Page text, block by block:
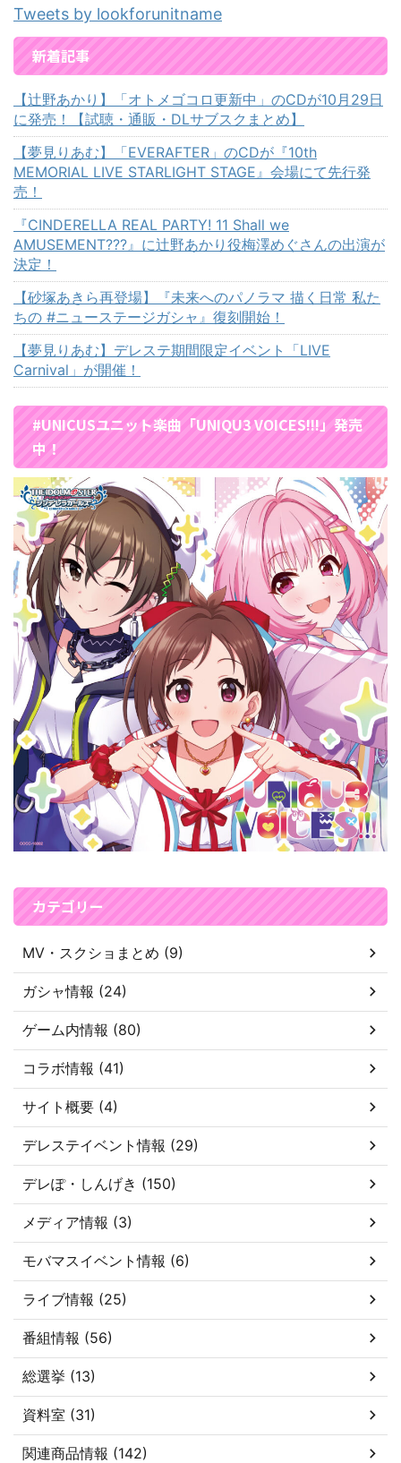
Tweets by lookforunitname
新着記事
【辻野あかり】「オトメゴコロ更新中」のCDが10月29日
に発売！【試聴・通販・DLサブスクまとめ】
【夢見りあむ】「EVERAFTER」のCDが『10th
MEMORIAL LIVE STARLIGHT STAGE』会場にて先行発
売！
『CINDERELLA REAL PARTY! 11 Shall we
AMUSEMENT???』に辻野あかり役梅澤めぐさんの出演が
決定！
【砂塚あきら再登場】『未来へのパノラマ 描く日常 私た
ちの #ニューステージガシャ』復刻開始！
【夢見りあむ】デレステ期間限定イベント「LIVE
Carnival」が開催！
#UNICUSユニット楽曲「UNIQU3 VOICES!!!」発売
中！
カテゴリー
MV・スクショまとめ (9)
ガシャ情報 (24)
ゲーム内情報 (80)
コラボ情報 (41)
サイト概要 (4)
デレステイベント情報 (29)
デレぽ・しんげき (150)
メディア情報 (3)
モバマスイベント情報 (6)
ライブ情報 (25)
番組情報 (56)
総選挙 (13)
資料室 (31)
関連商品情報 (142)